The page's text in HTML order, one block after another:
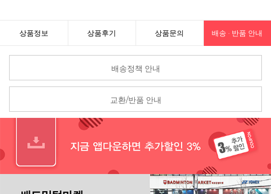
상품정보 상품후기 상품문의 배송 · 반품 안내
배송정책 안내
교환/반품 안내